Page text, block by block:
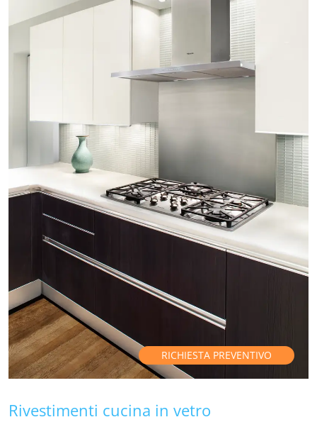
RICHIESTA PREVENTIVO
Rivestimenti cucina in vetro